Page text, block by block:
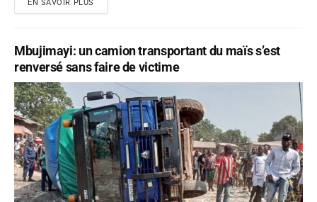
EN SAVOIR PLUS
Mbujimayi: un camion transportant du maïs s’est
renversé sans faire de victime